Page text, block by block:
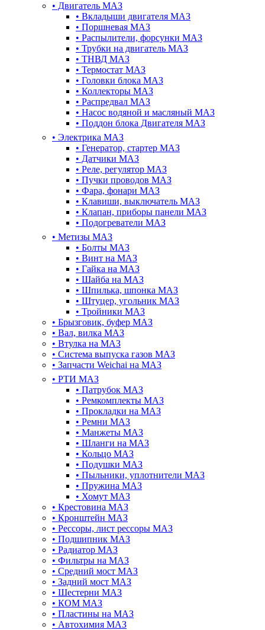
• Двигатель МАЗ
• Вкладыши двигателя МАЗ
• Поршневая МАЗ
• Распылители, форсунки МАЗ
• Трубки на двигатель МАЗ
• ТНВД МАЗ
• Термостат МАЗ
• Головки блока МАЗ
• Коллекторы МАЗ
• Распредвал МАЗ
• Насос водяной и масляный МАЗ
• Поддон блока Двигателя МАЗ
• Электрика МАЗ
• Генератор, стартер МАЗ
• Датчики МАЗ
• Реле, регулятор МАЗ
• Пучки проводов МАЗ
• Фара, фонари МАЗ
• Клавиши, выключатель МАЗ
• Клапан, приборы панели МАЗ
• Подогреватели МАЗ
• Метизы МАЗ
• Болты МАЗ
• Винт на МАЗ
• Гайка на МАЗ
• Шайба на МАЗ
• Шпилька, шпонка МАЗ
• Штуцер, угольник МАЗ
• Тройники МАЗ
• Брызговик, буфер МАЗ
• Вал, вилка МАЗ
• Втулка на МАЗ
• Система выпуска газов МАЗ
• Запчасти Weichai на МАЗ
• РТИ МАЗ
• Патрубок МАЗ
• Ремкомплекты МАЗ
• Прокладки на МАЗ
• Ремни МАЗ
• Манжеты МАЗ
• Шланги на МАЗ
• Кольцо МАЗ
• Подушки МАЗ
• Пыльники, уплотнители МАЗ
• Пружина МАЗ
• Хомут МАЗ
• Крестовина МАЗ
• Кронштейн МАЗ
• Рессоры, лист рессоры МАЗ
• Подшипник МАЗ
• Радиатор МАЗ
• Фильтры на МАЗ
• Средний мост МАЗ
• Задний мост МАЗ
• Шестерни МАЗ
• КОМ МАЗ
• Пластины на МАЗ
• Автохимия МАЗ